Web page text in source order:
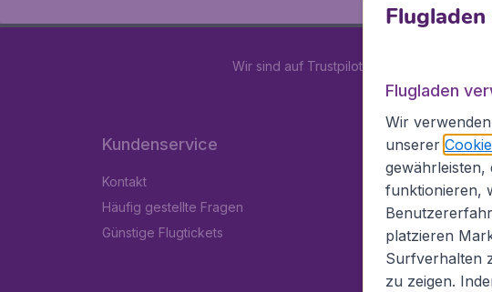
Wir sind auf Trustpilot mit
Kundenservice
Kontakt
Häufig gestellte Fragen
Günstige Flugtickets
Über
Flugladen
Wir
unserer
gewährleisten,
funktionieren,
platzieren
Surfverhalten
zu zeigen.